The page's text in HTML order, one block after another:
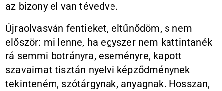
az bizony el van tévedve.
Újraolvasván fentieket, eltűnődöm, s nem
először: mi lenne, ha egyszer nem kattintanék
rá semmi botrányra, eseményre, kapott
szavaimat tisztán nyelvi képződménynek
tekinteném, szótárgynak, anyagnak. Hosszan,